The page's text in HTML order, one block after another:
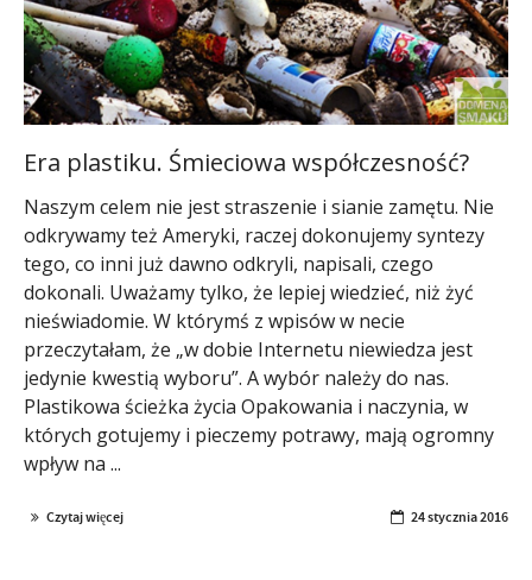
Era plastiku. Śmieciowa współczesność?
Naszym celem nie jest straszenie i sianie zamętu. Nie
odkrywamy też Ameryki, raczej dokonujemy syntezy
tego, co inni już dawno odkryli, napisali, czego
dokonali. Uważamy tylko, że lepiej wiedzieć, niż żyć
nieświadomie. W którymś z wpisów w necie
przeczytałam, że „w dobie Internetu niewiedza jest
jedynie kwestią wyboru”. A wybór należy do nas.
Plastikowa ścieżka życia Opakowania i naczynia, w
których gotujemy i pieczemy potrawy, mają ogromny
wpływ na ...
Czytaj więcej 24 stycznia 2016